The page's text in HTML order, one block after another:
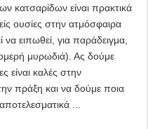
κατσαρίδων είναι πρακτικά
ουσίες στην ατμόσφαιρα
ειπωθεί, για παράδειγμα,
μυρωδιά). Ας δούμε
είναι καλές στην
πράξη και να δούμε ποια
...